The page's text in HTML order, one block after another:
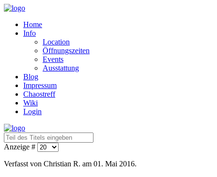
Home
Info
Location
Öffnungszeiten
Events
Ausstattung
Blog
Impressum
Chaostreff
Wiki
Login
Anzeige #
Verfasst von Christian R. am 01. Mai 2016.